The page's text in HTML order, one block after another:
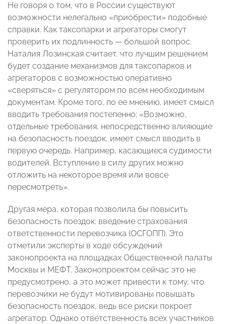
Не говоря о том, что в России существуют
возможности нелегально «приобрести» подобные
справки. Как таксопарки и агрегаторы смогут
проверить их подлинность — большой вопрос.
Наталия Лозинская считает, что лучшим решением
будет создание механизмов для таксопарков и
агрегаторов с возможностью оперативно
«сверяться» с регулятором по всем необходимым
документам. Кроме того, по ее мнению, имеет смысл
вводить требования постепенно: «Возможно,
отдельные требования, непосредственно влияющие
на безопасность поездок, имеет смысл вводить в
первую очередь. Например, касающиеся судимости
водителей. Вступление в силу других можно
отложить на некоторое время или вовсе
пересмотреть».
Другая мера, которая позволила бы повысить
безопасность поездок: введение страхования
ответственности перевозчика (ОСГОПП). Это
отметили эксперты в ходе обсуждений
законопроекта на площадках Общественной палаты
Москвы и МЕФТ. Законопроектом сейчас это не
предусмотрено, а это может привести к тому, что
перевозчики не будут мотивированы повышать
безопасность поездок, ведь все риски покроет
агрегатор. Однако ответственность всех участников